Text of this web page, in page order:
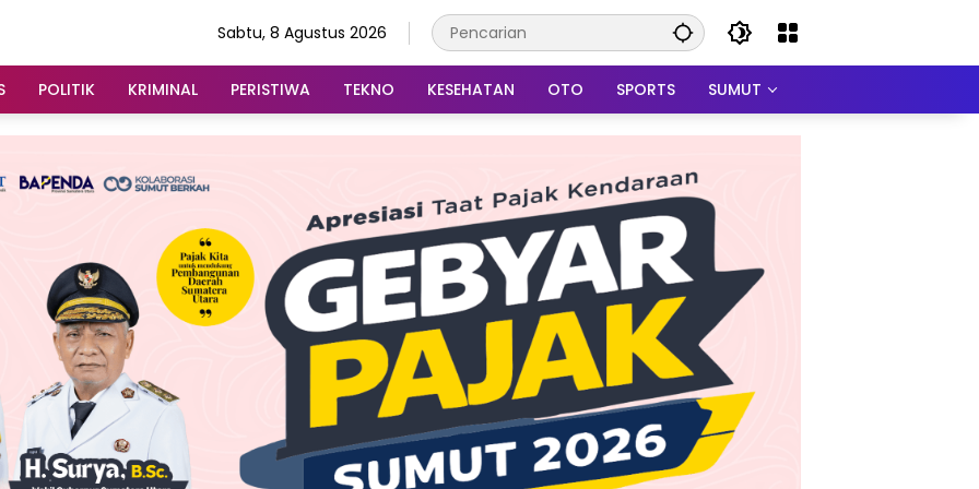
Sabtu, 8 Agustus 2026
POLITIK KRIMINAL PERISTIWA TEKNO KESEHATAN OTO SPORTS SUMUT